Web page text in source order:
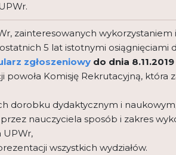
zainteresowanych
5 lat istotnymi osiągnięciami
zgłoszeniowy do dnia
Komisję Rekrutacyjną, która
dorobku dydaktycznym i
nauczyciela sposób i zakres
UPWr,
wszystkich wydziałów.